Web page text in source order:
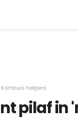
Kombuis helpers
pilaf in